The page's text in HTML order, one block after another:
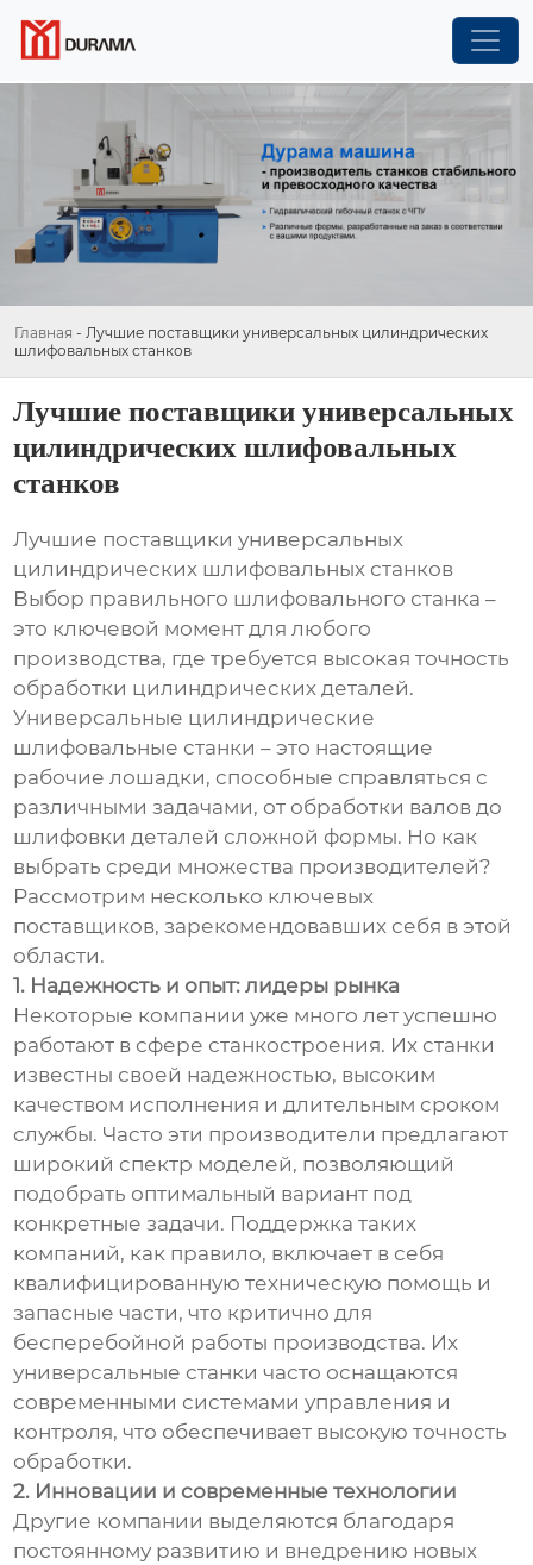
Главная - Лучшие поставщики универсальных цилиндрических
шлифовальных станков
Лучшие поставщики универсальных
цилиндрических шлифовальных
станков
Лучшие поставщики универсальных
цилиндрических шлифовальных станков
Выбор правильного шлифовального станка –
это ключевой момент для любого
производства, где требуется высокая точность
обработки цилиндрических деталей.
Универсальные цилиндрические
шлифовальные станки – это настоящие
рабочие лошадки, способные справляться с
различными задачами, от обработки валов до
шлифовки деталей сложной формы. Но как
выбрать среди множества производителей?
Рассмотрим несколько ключевых
поставщиков, зарекомендовавших себя в этой
области.
1. Надежность и опыт: лидеры рынка
Некоторые компании уже много лет успешно
работают в сфере станкостроения. Их станки
известны своей надежностью, высоким
качеством исполнения и длительным сроком
службы. Часто эти производители предлагают
широкий спектр моделей, позволяющий
подобрать оптимальный вариант под
конкретные задачи. Поддержка таких
компаний, как правило, включает в себя
квалифицированную техническую помощь и
запасные части, что критично для
бесперебойной работы производства. Их
универсальные станки часто оснащаются
современными системами управления и
контроля, что обеспечивает высокую точность
обработки.
2. Инновации и современные технологии
Другие компании выделяются благодаря
постоянному развитию и внедрению новых